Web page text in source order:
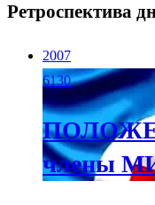
Ретроспектива
2007
6130
члены